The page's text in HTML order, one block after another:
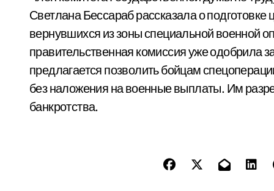
Светлана Бессараб рассказала о
вернувшихся из зоны специальной военной
правительственная комиссия уже одобрила
предлагается позволить бойцам
без наложения на военные выплаты. Им
банкротства.